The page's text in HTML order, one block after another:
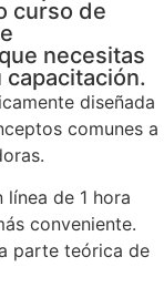
curso de
necesitas
capacitación.
diseñada
comunes a
de 1 hora
conveniente.
parte teórica de